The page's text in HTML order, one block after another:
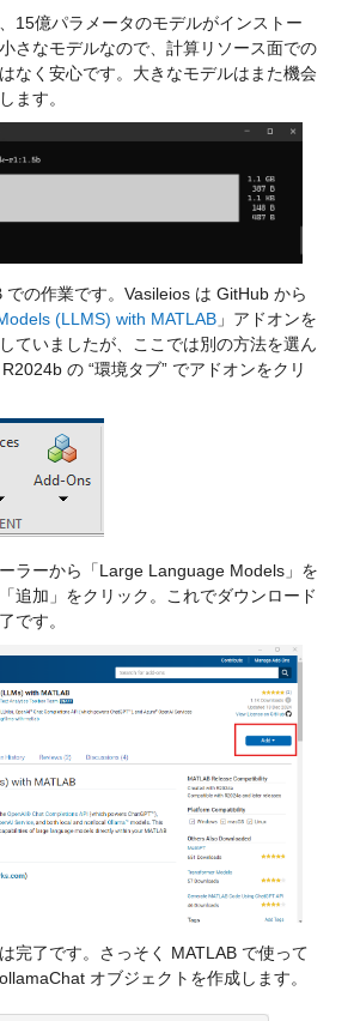
15億パラメータのモデルがインストー
さなモデルなので、計算リソース面での
なく安心です。大きなモデルはまた機会
ます。
での作業です。Vasileios は GitHub から
(LLMS) with MATLAB」アドオンを
ていましたが、ここでは別の方法を選ん
の “環境タブ” でアドオンをクリ
ラーから「Large Language Models」を
追加」をクリック。これでダウンロード
です。
完了です。さっそく MATLAB で使って
オブジェクトを作成します。